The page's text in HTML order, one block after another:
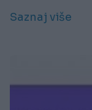
Saznaj više